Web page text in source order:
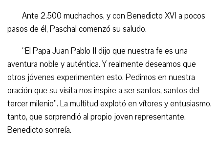
Ante 2.500 muchachos, y con Benedicto XVI a pocos
pasos de él, Paschal comenzó su saludo.
“El Papa Juan Pablo II dijo que nuestra fe es una
aventura noble y auténtica. Y realmente deseamos que
otros jóvenes experimenten esto. Pedimos en nuestra
oración que su visita nos inspire a ser santos, santos del
tercer milenio”. La multitud explotó en vítores y entusiasmo,
tanto, que sorprendió al propio joven representante.
Benedicto sonreía.